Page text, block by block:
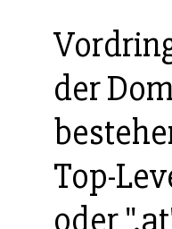
der
Top-